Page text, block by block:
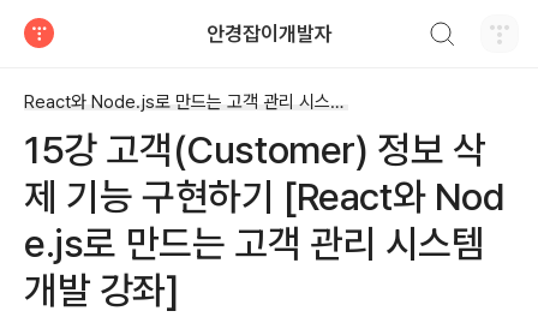
안경잡이개발자
React와 Node.js로 만드는 고객 관리 시스템 개발 강좌
15강 고객(Customer) 정보 삭
제 기능 구현하기 [React와 Nod
e.js로 만드는 고객 관리 시스템
개발 강좌]